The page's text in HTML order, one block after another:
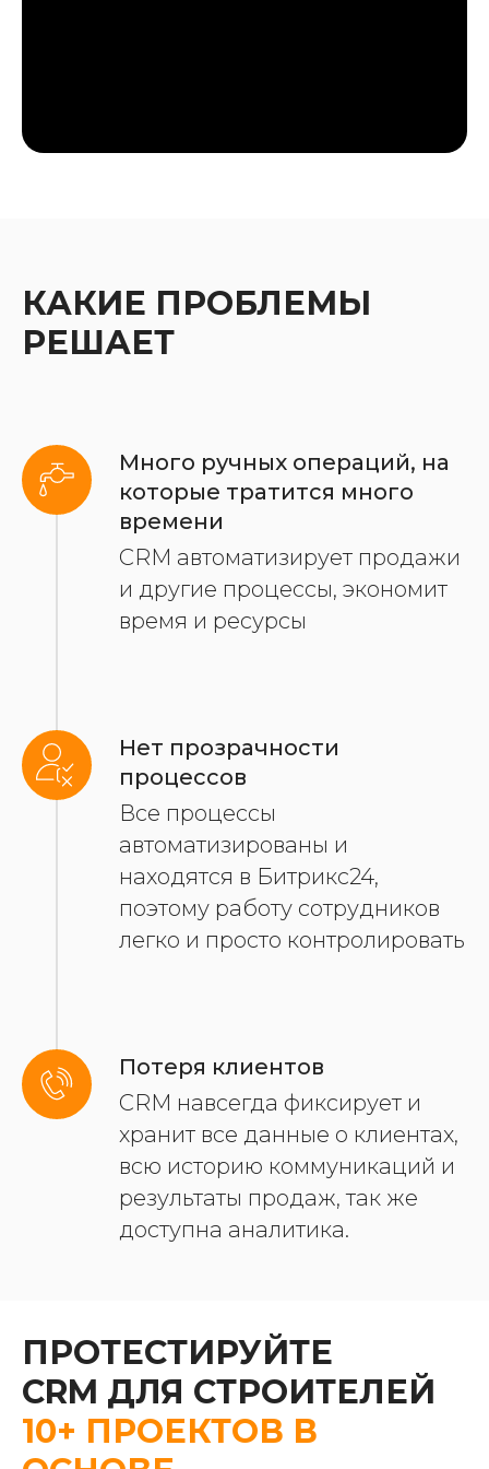
КАКИЕ ПРОБЛЕМЫ
РЕШАЕТ
Много ручных операций, на
которые тратится много
времени
CRM автоматизирует продажи
и другие процессы, экономит
время и ресурсы
Нет прозрачности
процессов
Все процессы
автоматизированы и
находятся в Битрикс24,
поэтому работу сотрудников
легко и просто контролировать
Потеря клиентов
СRM навсегда фиксирует и
хранит все данные о клиентах,
всю историю коммуникаций и
результаты продаж, так же
доступна аналитика.
ПРОТЕСТИРУЙТЕ
СRM ДЛЯ СТРОИТЕЛЕЙ
10+ ПРОЕКТОВ В